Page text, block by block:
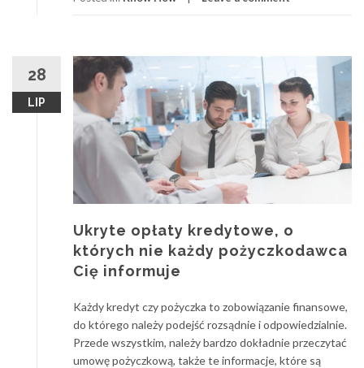
28
LIP
Ukryte opłaty kredytowe, o
których nie każdy pożyczkodawca
Cię informuje
Każdy kredyt czy pożyczka to zobowiązanie finansowe,
do którego należy podejść rozsądnie i odpowiedzialnie.
Przede wszystkim, należy bardzo dokładnie przeczytać
umowę pożyczkową, także te informacje, które są